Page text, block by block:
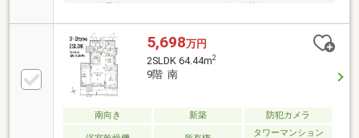
す♪共有部にはスカイラウンジやライブラリーラウン
ジもありフリーＷｉ－Ｆｉも使用可能♪各階にご自身
のタイミングでゴミ出し可能♪インターネットも使い
放題♪ペット飼育も可能です♪免振構造に加え、トリプ
ルセキュリティで防犯面も安心できます♪アミュプラ
ザくまもとを中心に、ショッピング、ホテル、グル
メ、アミューズメントなど都市機能がさらに充実する
熊本駅前エリアになります♪居住用、セカンドハウス
5,698万円
2SLDK 64.44m2
9階 南
南向き 新築 防犯カメラ
タワーマンション